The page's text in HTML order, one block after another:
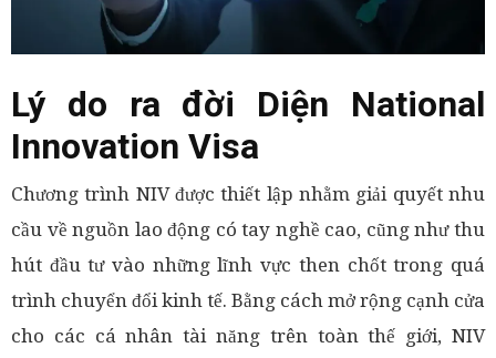
Lý do ra đời Diện National
Innovation Visa
Chương trình NIV được thiết lập nhằm giải quyết nhu
cầu về nguồn lao động có tay nghề cao, cũng như thu
hút đầu tư vào những lĩnh vực then chốt trong quá
trình chuyển đổi kinh tế. Bằng cách mở rộng cạnh cửa
cho các cá nhân tài năng trên toàn thế giới, NIV